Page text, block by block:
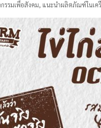
รรมเพื่อสังคม, แนะนำผลิตภัณฑ์ในเค